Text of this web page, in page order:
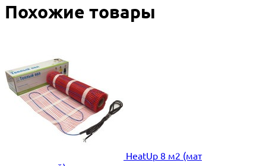
Похожие товары
HeatUp 8 м2 (мат